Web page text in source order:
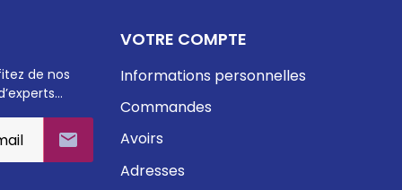
de nos

VOTRE COMPTE
Informations personnelles
Commandes
Avoirs
Adresses